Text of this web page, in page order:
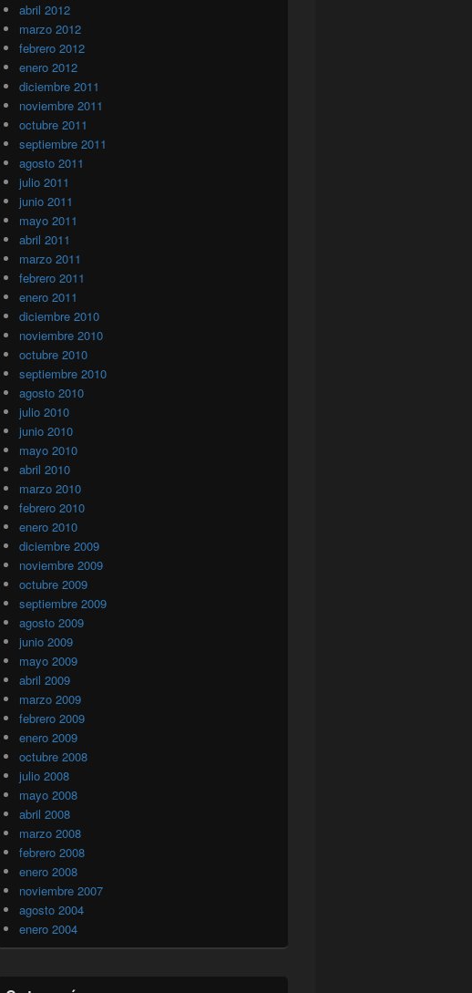
abril 2012
marzo 2012
febrero 2012
enero 2012
diciembre 2011
noviembre 2011
octubre 2011
septiembre 2011
agosto 2011
julio 2011
junio 2011
mayo 2011
abril 2011
marzo 2011
febrero 2011
enero 2011
diciembre 2010
noviembre 2010
octubre 2010
septiembre 2010
agosto 2010
julio 2010
junio 2010
mayo 2010
abril 2010
marzo 2010
febrero 2010
enero 2010
diciembre 2009
noviembre 2009
octubre 2009
septiembre 2009
agosto 2009
junio 2009
mayo 2009
abril 2009
marzo 2009
febrero 2009
enero 2009
octubre 2008
julio 2008
mayo 2008
abril 2008
marzo 2008
febrero 2008
enero 2008
noviembre 2007
agosto 2004
enero 2004